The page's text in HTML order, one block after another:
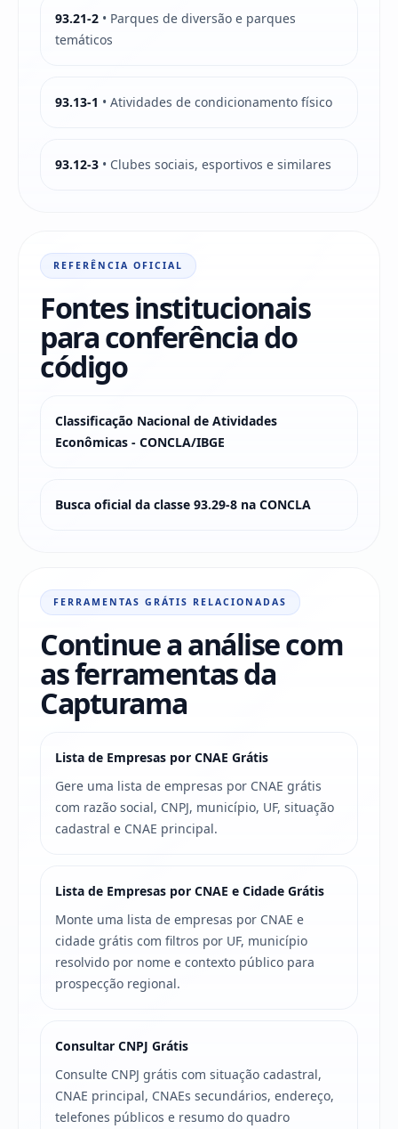
93.21-2 • Parques de diversão e parques
temáticos
93.13-1 • Atividades de condicionamento físico
93.12-3 • Clubes sociais, esportivos e similares
REFERÊNCIA OFICIAL
Fontes institucionais
para conferência do
código
Classificação Nacional de Atividades
Econômicas - CONCLA/IBGE
Busca oficial da classe 93.29-8 na CONCLA
FERRAMENTAS GRÁTIS RELACIONADAS
Continue a análise com
as ferramentas da
Capturama
Lista de Empresas por CNAE Grátis
Gere uma lista de empresas por CNAE grátis
com razão social, CNPJ, município, UF, situação
cadastral e CNAE principal.
Lista de Empresas por CNAE e Cidade Grátis
Monte uma lista de empresas por CNAE e
cidade grátis com filtros por UF, município
resolvido por nome e contexto público para
prospecção regional.
Consultar CNPJ Grátis
Consulte CNPJ grátis com situação cadastral,
CNAE principal, CNAEs secundários, endereço,
telefones públicos e resumo do quadro